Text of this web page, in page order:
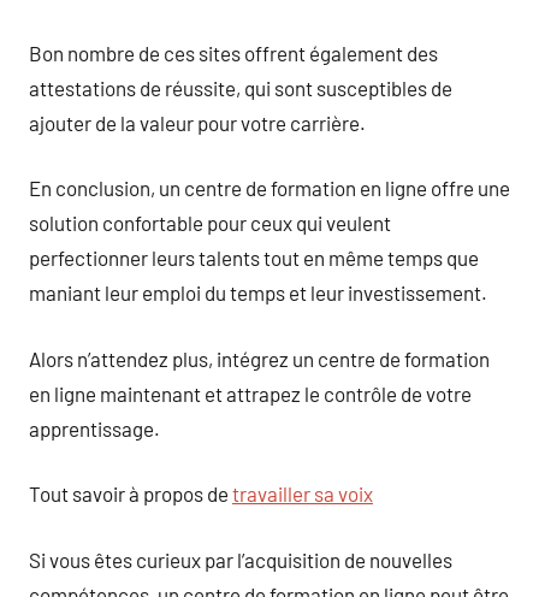
Bon nombre de ces sites offrent également des
attestations de réussite, qui sont susceptibles de
ajouter de la valeur pour votre carrière.
En conclusion, un centre de formation en ligne offre une
solution confortable pour ceux qui veulent
perfectionner leurs talents tout en même temps que
maniant leur emploi du temps et leur investissement.
Alors n’attendez plus, intégrez un centre de formation
en ligne maintenant et attrapez le contrôle de votre
apprentissage.
Tout savoir à propos de travailler sa voix
Si vous êtes curieux par l’acquisition de nouvelles